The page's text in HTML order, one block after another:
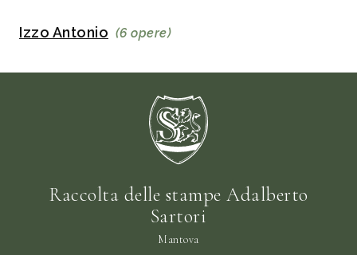
Izzo Antonio (6 opere)
Raccolta delle stampe Adalberto
Sartori
Mantova